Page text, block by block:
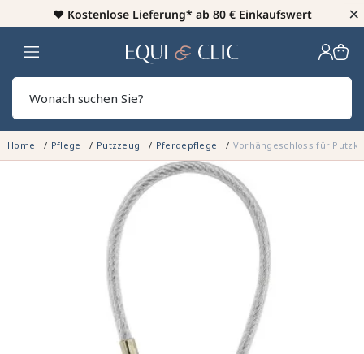
♥️ Kostenlose Lieferung* ab 80 € Einkaufswert ×
Heim
Home Pflege Putzzeug Pferdepflege Vorhängeschloss für